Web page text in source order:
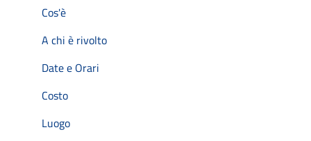
Cos'è
A chi è rivolto
Date e Orari
Costo
Luogo